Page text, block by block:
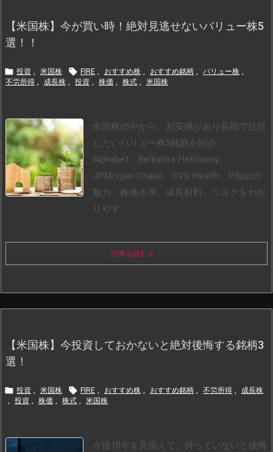
【米国株】今が買い時！絶対見逃せないバリュー株5
選！！
 投資 , 米国株  FIRE , おすすめ株 , おすすめ銘柄 , バリュー株 ,
不労所得 , 成長株 , 投資 , 株価 , 株式 , 米国株
米国株の中から、割安感があり長期で注目
したいバリュー株5銘柄を紹介。
Alphabet、Berkshire Hathaway、
JPMorgan Chase、CVS Health、Pfizerの
魅力、株価水準、成長材料、リスクをわか
りやす ...
記事を読む ...
【米国株】今投資しておかないと絶対後悔する銘柄3
選！
 投資 , 米国株  FIRE , おすすめ株 , おすすめ銘柄 , 不労所得 ,
成長株
,
投資 , 株価 , 株式 , 米国株
今後10年を見据えて、持っていないと後悔